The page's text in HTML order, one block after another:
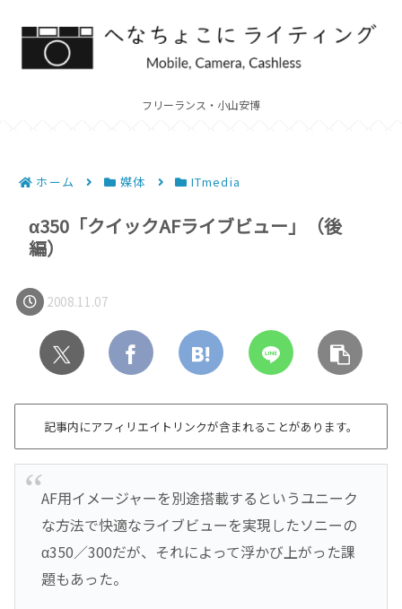
フリーランス・小山安博
ホーム 媒体 ITmedia
α350「クイックAFライブビュー」（後
編）
2008.11.07
記事内にアフィリエイトリンクが含まれることがあります。
AF用イメージャーを別途搭載するというユニーク
な方法で快適なライブビューを実現したソニーの
α350／300だが、それによって浮かび上がった課
題もあった。